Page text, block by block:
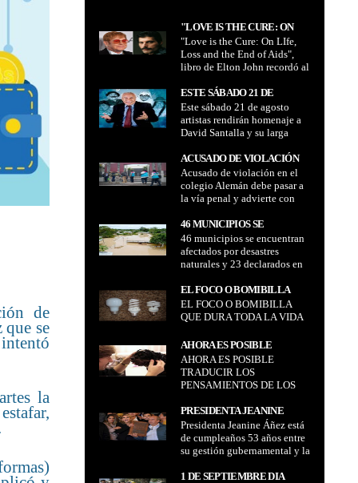
de
que se
la
"LOVE IS THE CURE: ON
LIFE, LOSS AND THE END
OF AIDS", LIBRO DE ELTON
JOHN RECORDÓ AL LÍDER
DE QUEEN FREDDY
MERCURY CON UNA
ANÉCDOTA ENTRE AMIGOS
"Love is the Cure: On LIfe,
Loss and the End of Aids",
libro de Elton John recordó al
Mercury con una anécdota
entre amigos
ESTE SÁBADO 21 DE
AGOSTO ARTISTAS
RENDIRÁN HOMENAJE A
DAVID SANTALLA Y SU
Este sábado 21 de agosto
artistas rendirán homenaje a
David Santalla y su larga
ACUSADO DE VIOLACIÓN
EN EL COLEGIO ALEMÁN
DEBE PASAR A LA VÍA
PENAL Y ADVIERTE CON
DE ACUERDO A MINISTRO
LIMA
Acusado de violación en el
colegio Alemán debe pasar a
la vía penal y advierte con
acuerdo a Ministro Lima
46 MUNICIPIOS SE
ENCUENTRAN AFECTADOS
POR DESASTRES
NATURALES Y 23
EMERGENCIA
46 municipios se encuentran
afectados por desastres
naturales y 23 declarados en
EL FOCO O BOMIBILLA
QUE DURA TODA LA VIDA
EL FOCO O BOMIBILLA
QUE DURA TODA LA VIDA
AHORA ES POSIBLE
TRADUCIR LOS
PENSAMIENTOS DE LOS
PERROS EN PALABRAS
AHORA ES POSIBLE
TRADUCIR LOS
PENSAMIENTOS DE LOS
PRESIDENTA JEANINE
ÁÑEZ ESTÁ DE
CUMPLEAÑOS 53 AÑOS
ENTRE SU GESTIÓN
Presidenta Jeanine Áñez está
de cumpleaños 53 años entre
su gestión gubernamental y la
la ley que fija el 6 de
1 DE SEPTIEMBRE DIA